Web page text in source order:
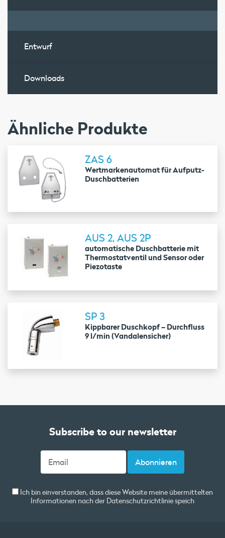
Entwurf
Downloads
Ähnliche Produkte
ZAS 6
Wertmarkenautomat für Aufputz-
Duschbatterien
AUS 2, AUS 2P
automatische Duschbatterie mit
Thermostatventil und Sensor oder
Piezotaste
SP 3
Kippbarer Duschkopf – Durchfluss
9 l/min (Vandalensicher)
Subscribe to our newsletter
Ich bin einverstanden, dass diese Website meine übermittelten
Informationen nach der Datenschutzrichtliniespeich